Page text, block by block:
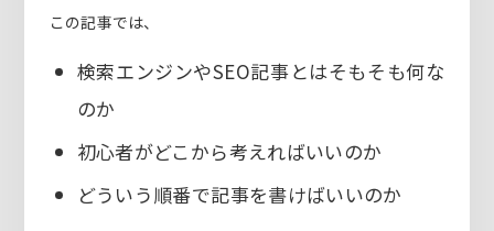
この記事では、
検索エンジンやSEO記事とはそもそも何な
のか
初心者がどこから考えればいいのか
どういう順番で記事を書けばいいのか